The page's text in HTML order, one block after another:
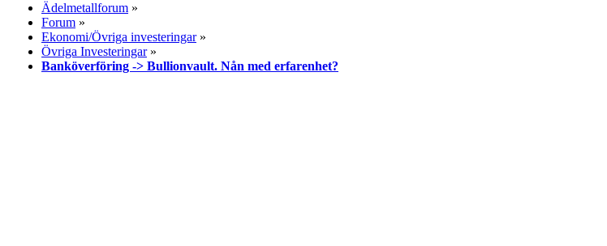
Ädelmetallforum »
Forum »
Ekonomi/Övriga investeringar»
Övriga Investeringar»
Banköverföring -> Bullionvault. Nån med erfarenhet?